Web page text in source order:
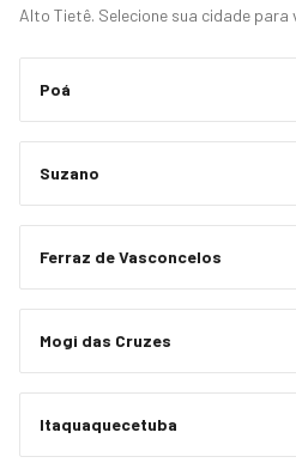
Alto Tietê. Selecione sua cidade para
Poá
Suzano
Ferraz de Vasconcelos
Mogi das Cruzes
Itaquaquecetuba